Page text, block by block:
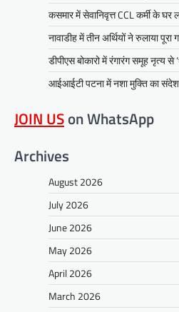
कसमार में सेवानिवृत्त CCL कर्मी के घर
नावाडीह में तीन अर्थियों ने रुलाया पूरा
डीपीएस बोकारो में रंगारंग समूह नृत्य से
आईआईटी पटना में नशा मुक्ति का संदेश
JOIN USon WhatsApp
Archives
August 2026
July 2026
June 2026
May 2026
April 2026
March 2026